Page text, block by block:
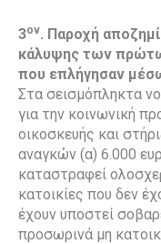
3ον. Παροχή
κάλυψης των
που επλήγησαν
Στα σεισμόπληκτα
για την κοινωνική
οικοσκευής και
αναγκών (α) 6.000
καταστραφεί
κατοικίες που δεν
έχουν υποστεί
προσωρινά μη